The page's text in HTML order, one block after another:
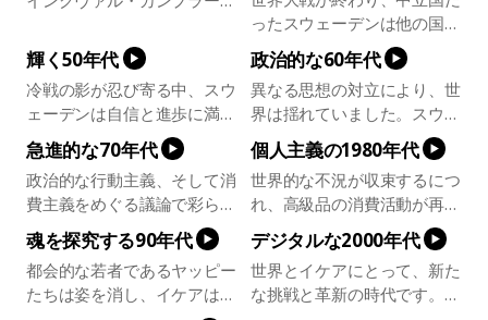
ストーリーを共有します。
らす人々のため、よりよい家
うに実現しているのか、そし
て最小限のスペースを最大限
に活かすためにどのような工
ます。
適さ、所有するもの、帰属意
識といった人々のニーズを刺
激する、よりよいソリューシ
ョンを提案できるようになり
ます。
客さまが自宅で家具を組み立
ジル・アブローやオラファ
ー・エリアソンのようなクリ
エイターとともに新製品を開
発するときも、コラボレーシ
ョンが発生します。この動画
では、コラボレーションにお
けるクリエイティブなプロセ
の暮らしの課題に対するスマ
ートなソリューションを追求
するため、イケアがどうやっ
ファや、キッチン全体のデザ
インを手がけたり。ここでは
4人のデモクラティックデザ
イナー、Marcus Arvonen,
Sarah Fager, Mikael
Axelsson and Akanksha Deo
をご紹介します。彼らのミッ
ションは、より快適な家での
暮らしを実現すること。小さ
な影響をもたらします。
ょう。スウェーデンのスモー
ランド地方で過ごした時代の
困難、倹約、そして独創性。
より多くの人々に、家で過ご
す新しい暮らしを届けたいと
いうビジョン。シンプルに、
機能的に、そして美しく。
ったスウェーデンは他の国に
先駆けて、国内経済と共同体
意識の強化を進めます。イン
グヴァルはお店屋さんごっこ
をして遊んでいた少年時代を
経て、ついにイケアを創立し
ます。新しい時代の幕開けで
す。
輝く50年代
冷戦の影が忍び寄る中、スウ
ェーデンは自信と進歩に満ち
溢れた時代を謳歌し、人々に
は金銭的な余裕が生まれ始め
ます。後にイケアストア1号
店となるホームファニッシン
グショールームが、エルムフ
ルトにオープンします。
政治的な60年代
異なる思想の対立により、世
界は揺れていました。スウェ
ーデンでは社会の改良が起こ
り、生活水準が向上し始めま
す。建設ブームによりホーム
ファニッシングのニーズが生
まれ、ストックホルムにイケ
アのフラッグシップストアが
オープンします。
急進的な70年代
政治的な行動主義、そして消
費主義をめぐる議論で彩られ
た10年。イケアの飾らないス
タイルがフィットする時代の
到来です。石油危機の影が忍
び寄る中、大いなる発展が始
個人主義の1980年代
世界的な不況が収束するにつ
れ、高級品の消費活動が再び
活発になります。世界的なト
レンドに合わせようとするあ
まり、イケア商品の品揃えは
迷走を始め、イケアのアイデ
魂を探究する90年代
都会的な若者であるヤッピー
たちは姿を消し、イケアはア
デジタルな2000年代
世界とイケアにとって、新た
な挑戦と革新の時代です。気